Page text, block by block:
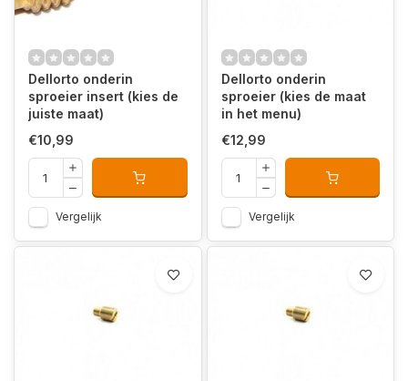
Dellorto onderin
sproeier insert (kies de
juiste maat)
€10,99
Vergelijk
Dellorto onderin
sproeier (kies de maat
in het menu)
€12,99
Vergelijk